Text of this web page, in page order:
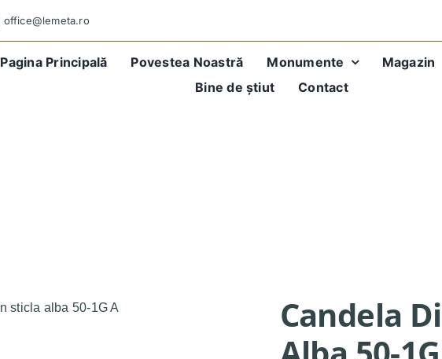
office@lemeta.ro
Pagina Principală Povestea Noastră Monumente Magazin
Bine de știut
Contact
Candela